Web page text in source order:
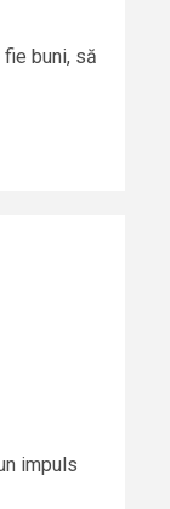
buni, să
impuls